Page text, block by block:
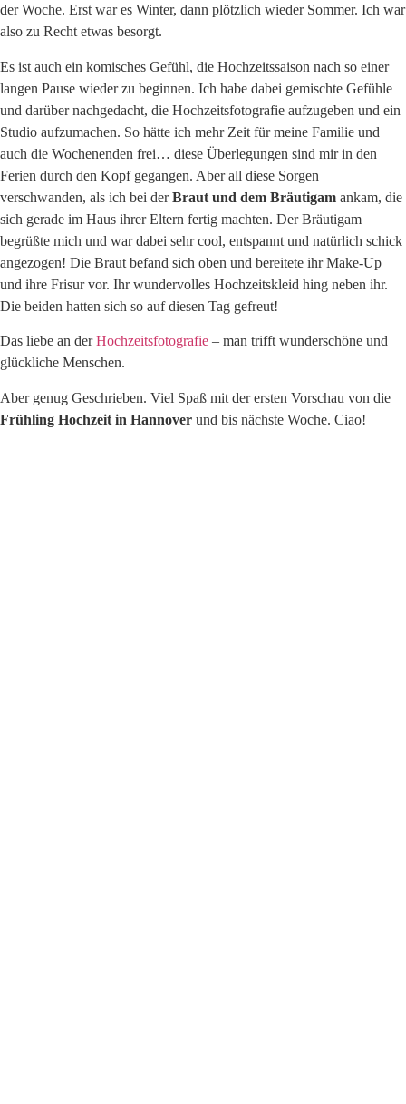
der Woche. Erst war es Winter, dann plötzlich wieder Sommer. Ich war
also zu Recht etwas besorgt.
Es ist auch ein komisches Gefühl, die Hochzeitssaison nach so einer
langen Pause wieder zu beginnen. Ich habe dabei gemischte Gefühle
und darüber nachgedacht, die Hochzeitsfotografie aufzugeben und ein
Studio aufzumachen. So hätte ich mehr Zeit für meine Familie und
auch die Wochenenden frei… diese Überlegungen sind mir in den
Ferien durch den Kopf gegangen. Aber all diese Sorgen
verschwanden, als ich bei derBraut und dem Bräutigam ankam, die
sich gerade im Haus ihrer Eltern fertig machten. Der Bräutigam
begrüßte mich und war dabei sehr cool, entspannt und natürlich schick
angezogen! Die Braut befand sich oben und bereitete ihr Make-Up
und ihre Frisur vor. Ihr wundervolles Hochzeitskleid hing neben ihr.
Die beiden hatten sich so auf diesen Tag gefreut!
Das liebe an derHochzeitsfotografie – man trifft wunderschöne und
glückliche Menschen.
Aber genug Geschrieben. Viel Spaß mit der ersten Vorschau von die
Frühling Hochzeit in Hannover und bis nächste Woche. Ciao!